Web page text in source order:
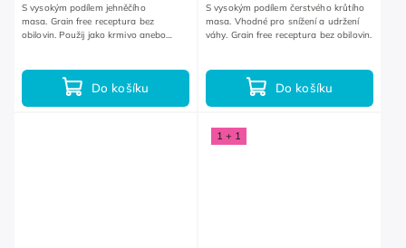
Do košíku
S vysokým podílem jehněčího
masa. Grain free receptura bez
obilovin. Použij jako krmivo anebo
Do košíku
S vysokým podílem čerstvého krůtího
masa. Vhodné pro snížení a udržení
váhy. Grain free receptura bez obilovin.
1 + 1